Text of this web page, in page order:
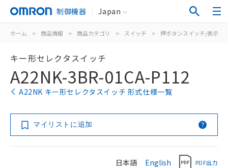
制御機器 Japan
ホーム > 商品情報 > 商品カテゴリ > スイッチ > 押ボタンスイッチ/表示灯
キー形セレクタスイッチ
A22NK-3BR-01CA-P112
A22NK キー形セレクタスイッチ 形式仕様一覧
マイリストに追加
日本語 English PDF出力